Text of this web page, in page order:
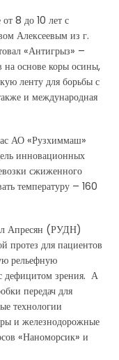
8 до 10 лет с
Алексеевым из г.
«Антигрыз» –
на основе коры осины,
ленту для борьбы с
и международная
АО «Рузхиммаш»
инновационных
сжиженного
температуру – 160
Апресян (РУДН)
протез для пациентов
рельефную
дефицитом зрения. А
передач для
технологии
и железнодорожные
«Наноморсик» и